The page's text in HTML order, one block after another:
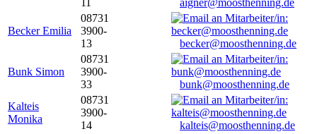
aigner@moosthenning.de
Becker Emilia
08731
3900-
13
becker@moosthenning.de
Bunk Simon
08731
3900-
33
bunk@moosthenning.de
Kalteis
Monika
08731
3900-
14
kalteis@moosthenning.de